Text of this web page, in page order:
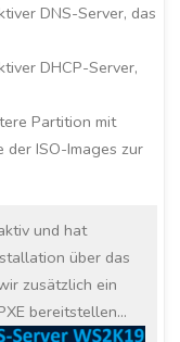
DNS-Server, das
DHCP-Server,
Partition mit
ISO-Images zur
und hat
über das
zusätzlich ein
bereitstellen…